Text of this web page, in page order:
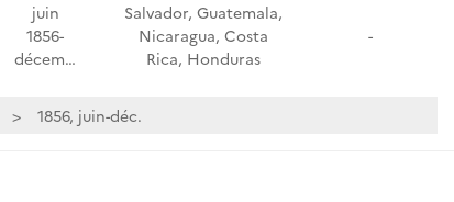
juin
1856-
décem…
Salvador, Guatemala,
Nicaragua, Costa
Rica, Honduras
-
1856, juin-déc.